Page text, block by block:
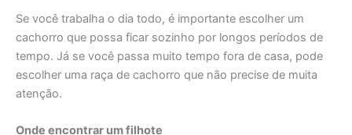
Se você trabalha o dia todo, é importante escolher um
cachorro que possa ficar sozinho por longos períodos de
tempo. Já se você passa muito tempo fora de casa, pode
escolher uma raça de cachorro que não precise de muita
atenção.
Onde encontrar um filhote